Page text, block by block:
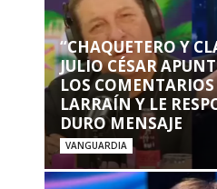
“CHAQUETERO Y
JULIO CÉSAR
LOS
LARRAÍN Y LE
DURO MENSAJE
VANGUARDIA